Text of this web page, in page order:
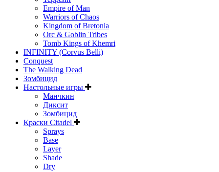
Empire of Man
Warriors of Chaos
Kingdom of Bretonia
Orc & Goblin Tribes
Tomb Kings of Khemri
INFINITY (Corvus Belli)
Conquest
The Walking Dead
Зомбицид
Настольные игры
Манчкин
Диксит
Зомбицид
Краски Citadel
Sprays
Base
Layer
Shade
Dry